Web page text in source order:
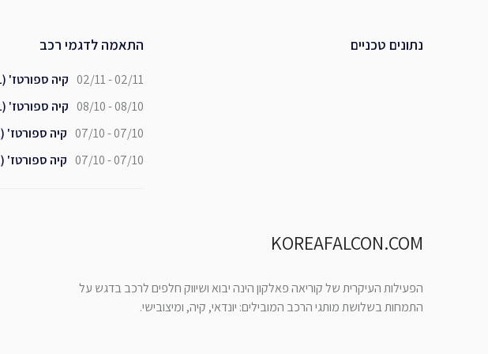
התאמה לדגמי רכב
קיה ספורטז' (SL) 1591 סמ"ק ,133 כ"ס ,בנזין 02/11 - 02/11
קיה ספורטז' (SL) 1995 סמ"ק ,184 כ"ס ,דיזל ,4X4 08/10 - 08/10
קיה ספורטז' (SL) 1998 סמ"ק ,163 כ"ס ,בנזין 07/10 - 07/10
קיה ספורטז' (SL) 1998 סמ"ק ,163 כ"ס ,בנזין ,4X4 07/10 - 07/10
נתונים טכניים
KOREAFALCON.COM
הפעילות העיקרית של קוריאה פאלקון הינה יבוא ושיווק חלפים לרכב בדגש על
התמחות בשלושת מותגי הרכב המובילים: יונדאי, קיה, ומיצובישי.